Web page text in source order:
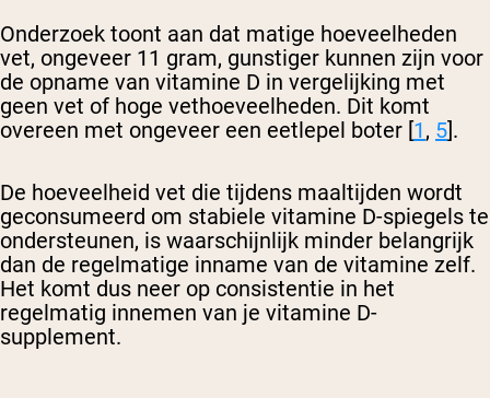
Onderzoek toont aan dat matige hoeveelheden
vet, ongeveer 11 gram, gunstiger kunnen zijn voor
de opname van vitamine D in vergelijking met
geen vet of hoge vethoeveelheden. Dit komt
overeen met ongeveer een eetlepel boter [1, 5].
De hoeveelheid vet die tijdens maaltijden wordt
geconsumeerd om stabiele vitamine D-spiegels te
ondersteunen, is waarschijnlijk minder belangrijk
dan de regelmatige inname van de vitamine zelf.
Het komt dus neer op consistentie in het
regelmatig innemen van je vitamine D-
supplement.